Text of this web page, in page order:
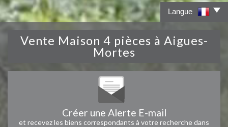
Langue
Vente Maison 4 pièces à Aigues-
Mortes
Créer une Alerte E-mail
et recevez les biens correspondants à votre recherche dans